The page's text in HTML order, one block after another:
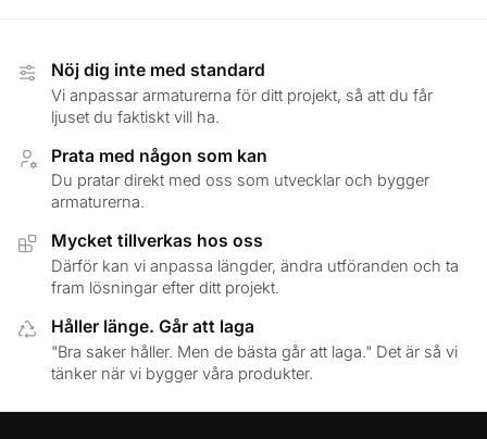
Nöj dig inte med standard
Vi anpassar armaturerna för ditt projekt, så att du får
ljuset du faktiskt vill ha.
Prata med någon som kan
Du pratar direkt med oss som utvecklar och bygger
armaturerna.
Mycket tillverkas hos oss
Därför kan vi anpassa längder, ändra utföranden och ta
fram lösningar efter ditt projekt.
Håller länge. Går att laga
"Bra saker håller. Men de bästa går att laga." Det är så vi
tänker när vi bygger våra produkter.